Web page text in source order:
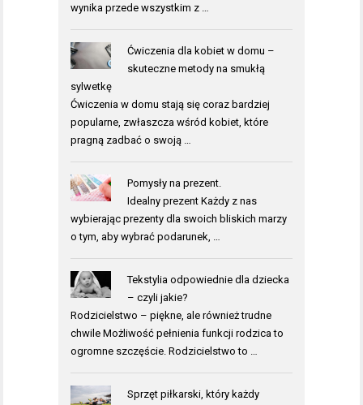
wynika przede wszystkim z …
Ćwiczenia dla kobiet w domu –
skuteczne metody na smukłą
sylwetkę
Ćwiczenia w domu stają się coraz bardziej
popularne, zwłaszcza wśród kobiet, które
pragną zadbać o swoją …
Pomysły na prezent.
Idealny prezent Każdy z nas
wybierając prezenty dla swoich bliskich marzy
o tym, aby wybrać podarunek, …
Tekstylia odpowiednie dla dziecka
– czyli jakie?
Rodzicielstwo – piękne, ale również trudne
chwile Możliwość pełnienia funkcji rodzica to
ogromne szczęście. Rodzicielstwo to …
Sprzęt piłkarski, który każdy